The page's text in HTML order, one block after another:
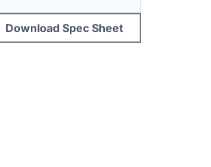
Download Spec Sheet